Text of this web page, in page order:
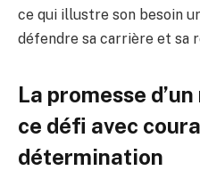
ce qui illustre son besoin
défendre sa carrière et sa
La promesse
ce défi avec
détermination